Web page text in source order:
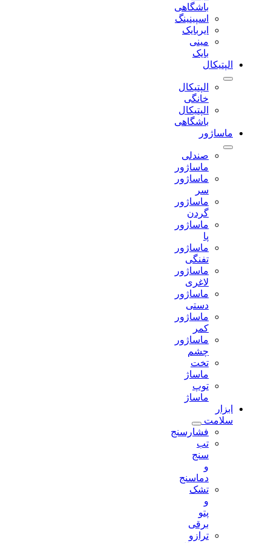
باشگاهی
اسپینینگ
ایربایک
مینی
الپتیکال
الپتیکال
خانگی
الپتیکال
باشگاهی
ماساژور
صندلی
ماساژور
ماساژور
ماساژور
ماساژور
ماساژور
تفنگی
ماساژور
لاغری
ماساژور
دستی
ماساژور
ماساژور
تخت
ماساژ
توپ
ماساژ
ابزار
سلامت
فشارسنج
دماسنج
تشک
ترازو